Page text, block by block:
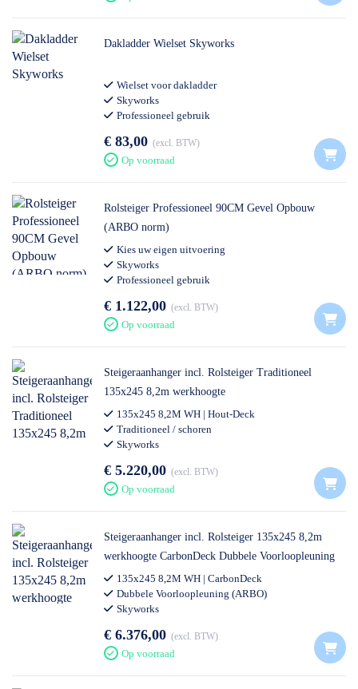
Dakladder Wielset Skyworks
Wielset voor dakladder
Skyworks
Professioneel gebruik
€ 83,00 excl. BTW
Op voorraad
Rolsteiger Professioneel 90CM Gevel Opbouw
(ARBO norm)
Kies uw eigen uitvoering
Skyworks
Professioneel gebruik
€ 1.122,00 excl. BTW
Op voorraad
Steigeraanhanger incl. Rolsteiger Traditioneel
135x245 8,2m werkhoogte
135x245 8,2M WH | Hout-Deck
Traditioneel / schoren
Skyworks
€ 5.220,00 excl. BTW
Op voorraad
Steigeraanhanger incl. Rolsteiger 135x245 8,2m
werkhoogte CarbonDeck Dubbele Voorloopleuning
135x245 8,2M WH | CarbonDeck
Dubbele Voorloopleuning (ARBO)
Skyworks
€ 6.376,00 excl. BTW
Op voorraad